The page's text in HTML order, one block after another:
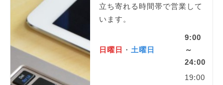
立ち寄れる時間帯で営業して
います。
日曜日 ・ 土曜日
9:00
～
24:00
19:00